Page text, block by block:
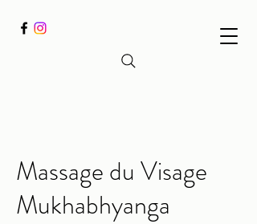
Massage du Visage
Mukhabhyanga